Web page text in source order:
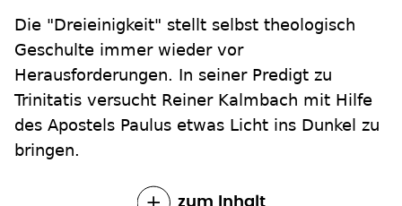
Die "Dreieinigkeit" stellt selbst theologisch
Geschulte immer wieder vor
Herausforderungen. In seiner Predigt zu
Trinitatis versucht Reiner Kalmbach mit Hilfe
des Apostels Paulus etwas Licht ins Dunkel zu
bringen.
zum Inhalt